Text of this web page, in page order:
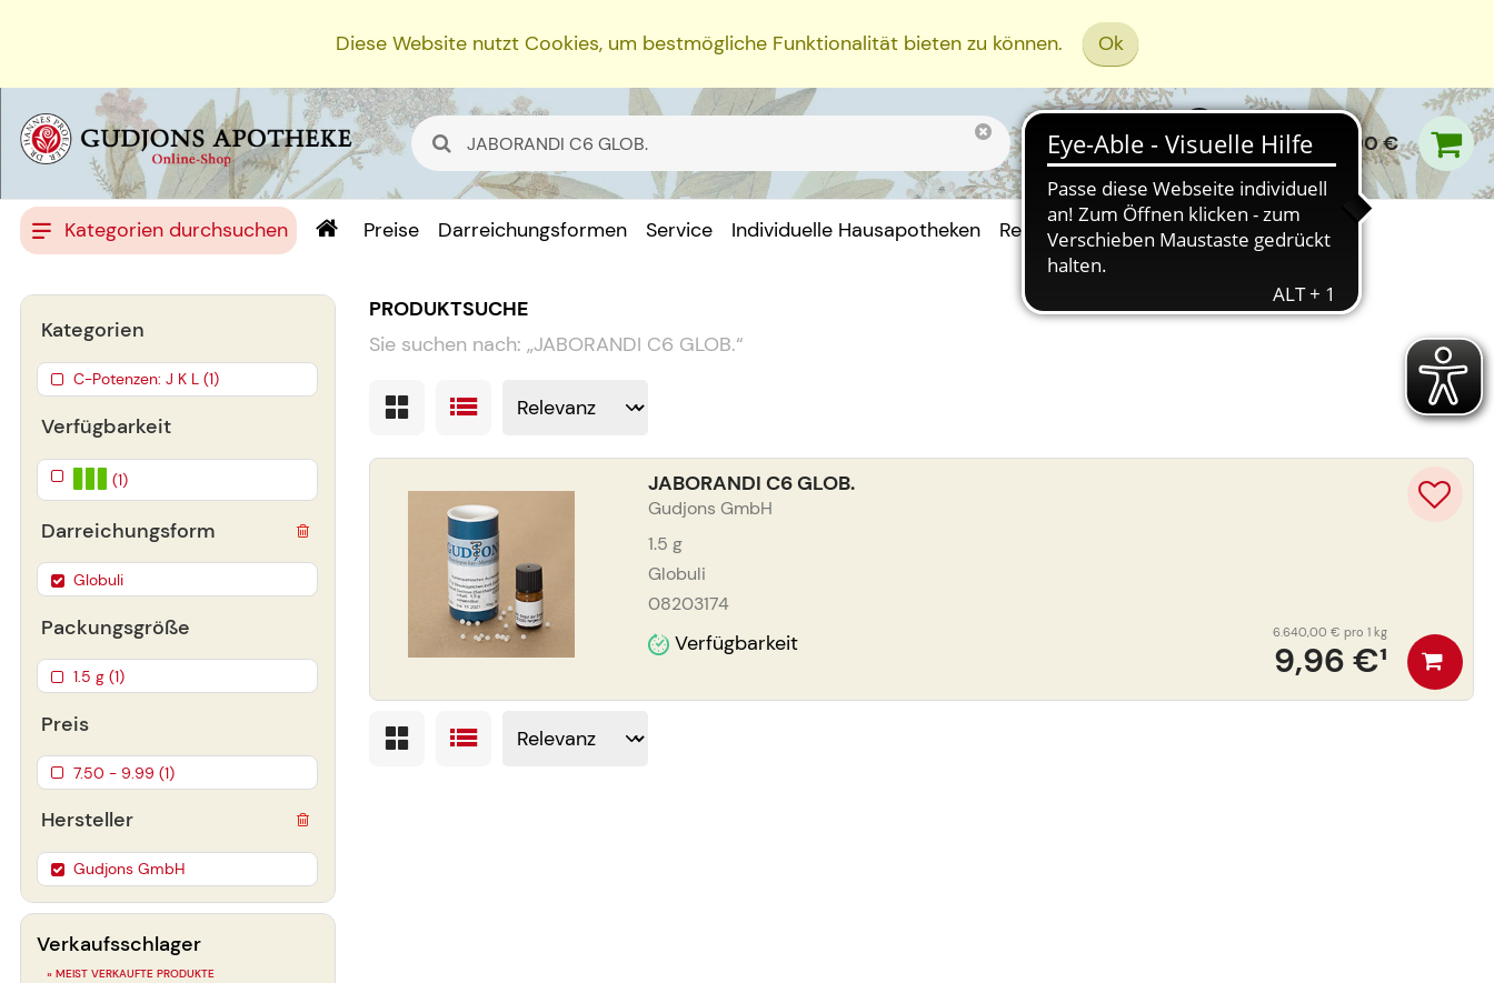
Diese Website nutzt Cookies, um bestmögliche Funktionalität bieten zu können. Ok
0,00 €
Kategorien durchsuchen Preise Darreichungsformen Service Individuelle Hausapotheken Rezept Einreichen
PRODUKTSUCHE
Sie suchen nach: „JABORANDI C6 GLOB.“
JABORANDI C6 GLOB.
Gudjons GmbH
1.5 g
Globuli
08203174
Verfügbarkeit 9,96 €¹
6.640,00 € pro 1 kg
Verfügbarkeit
(1)
Darreichungsform
Globuli
Packungsgröße
1.5 g (1)
Preis
7.50 - 9.99 (1)
Hersteller
Gudjons GmbH
Kategorien
C-Potenzen: J K L (1)
Verkaufsschlager
» MEIST VERKAUFTE PRODUKTE